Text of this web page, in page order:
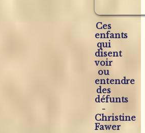
Ces
enfants
qui
disent
voir
ou
entendre
des
défunts
-
Christine
Fawer